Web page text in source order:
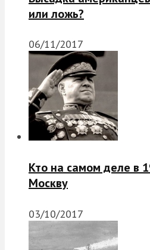
или ложь?
06/11/2017
Кто на самом деле в
Москву
03/10/2017